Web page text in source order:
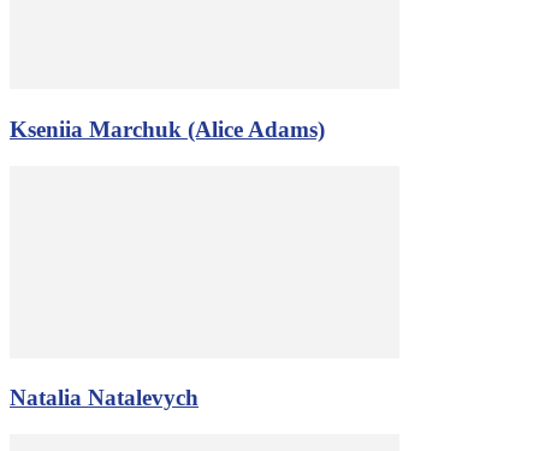
Kseniia Marchuk (Alice Adams)
Natalia Natalevych